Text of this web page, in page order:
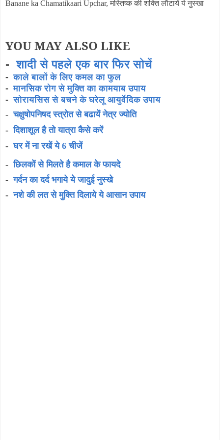
Banane ka Chamatikaari Upchar,मस्तिष्क की शक्ति लौटायें ये नुस्खा
YOU MAY ALSO LIKE
-शादी से पहले एक बार फिर सोचें
-काले बालों के लिए कमल का फुल
-मानसिक रोग से मुक्ति का कामयाब उपाय
-सोरायसिस से बचने के घरेलू आयुर्वेदिक उपाय
-चक्षुषोपनिषद स्त्रोत से बढायें नेत्र ज्योति
-दिशाशूल है तो यात्रा कैसे करें
-घर में ना रखें ये 6 चीजें
-छिलकों से मिलते है कमाल के फायदे
-गर्दन का दर्द भगाये ये जादुई नुस्खे
-नशे की लत से मुक्ति दिलाये ये आसान उपाय